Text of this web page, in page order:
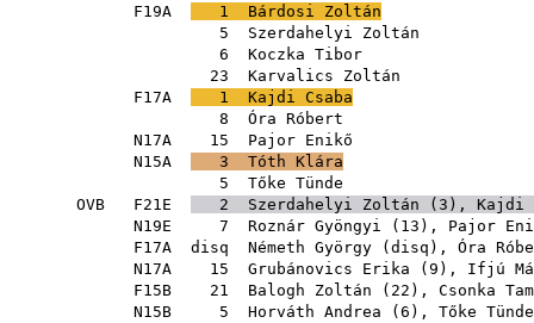
F19A
1
Bárdosi Zoltán
5
Szerdahelyi Zoltán
6
Koczka Tibor
23
Karvalics Zoltán
F17A
1
Kajdi Csaba
8
Óra Róbert
N17A 15
Pajor Enikő
N15A
3
Tóth Klára
5
Tőke Tünde
OVB F21E 2 Szerdahelyi Zoltán ( 3 ), Kajdi
N19E 7 Roznár Gyöngyi ( 13 ), Pajor
F17A disq Németh György ( disq ), Óra
N17A 15 Grubánovics Erika ( 9 ), Ifjú
F15B 21 Balogh Zoltán ( 22 ), Csonka
N15B 5 Horváth Andrea ( 6 ), Tőke Tünde